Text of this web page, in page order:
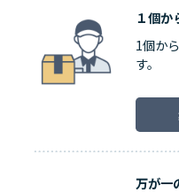
１個か
1個か
す。
万が一